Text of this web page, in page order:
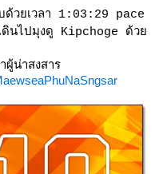
ด้วยเวลา 1:03:29 pace
ดินไปมุงดู Kipchoge ด้ว
ผู้น่าสงสาร